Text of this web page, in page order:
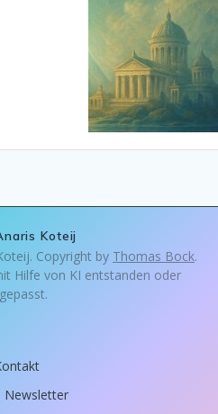
Koteij
Copyright by Thomas Bock.
Hilfe von KI entstanden oder
Newsletter